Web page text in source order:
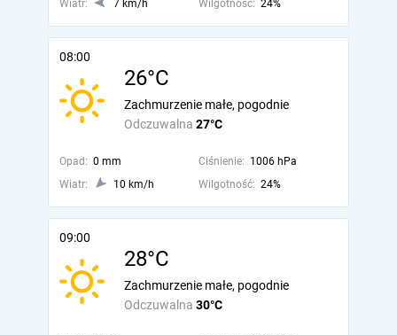
Wiatr: 7 km/h Wilgotność: 24%
08:00
26°C
Odczuwalna 27°C
Zachmurzenie małe, pogodnie
Opad: 0 mm Ciśnienie: 1006 hPa
Wiatr:
10 km/h Wilgotność: 24%
09:00
28°C
Odczuwalna 30°C
Zachmurzenie małe, pogodnie